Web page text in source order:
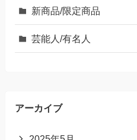
新商品/限定商品
芸能人/有名人
アーカイブ